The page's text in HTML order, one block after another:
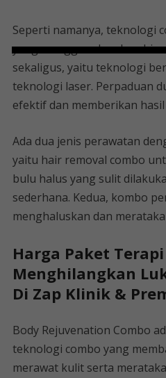
Seperti namanya, teknologi
yang menggunakan
sekaligus, yaitu teknologi
teknologi laser. Perpaduan
efektif dan memberikan
Ada dua jenis perawatan
yaitu hair removal combo
bulu halus yang sulit
sederhana. Kedua, kombo
menghaluskan dan
Harga Paket
Menghilangkan
Di Zap Klinik &
Body Rejuvenation Combo
teknologi combo yang
merawat kulit serta